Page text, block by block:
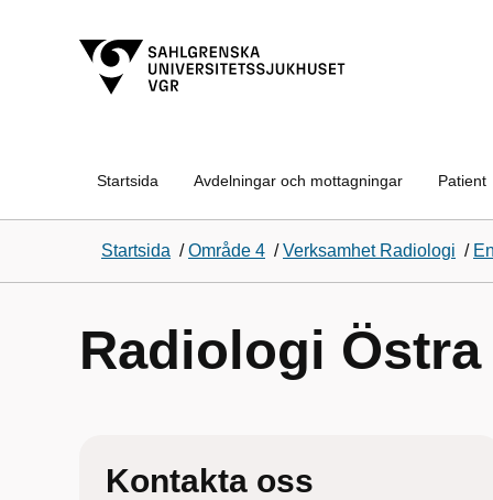
Startsida Avdelningar och mottagningar Patient
Startsida /Område 4 /Verksamhet Radiologi /
Radiologi Östra
Kontakta oss